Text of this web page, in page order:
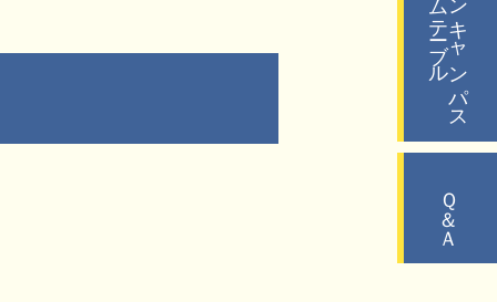
Ｑ＆Ａ